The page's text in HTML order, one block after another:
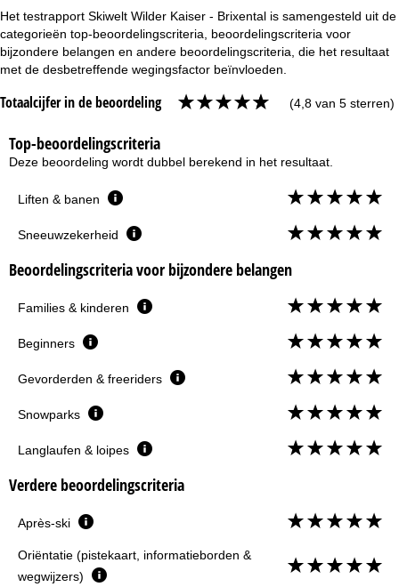
Het testrapport Skiwelt Wilder Kaiser - Brixental is samengesteld uit de
categorieën top-beoordelingscriteria, beoordelingscriteria voor
bijzondere belangen en andere beoordelingscriteria, die het resultaat
met de desbetreffende wegingsfactor beïnvloeden.
Totaalcijfer in de beoordeling (4,8 van 5 sterren)
Top-beoordelingscriteria
Deze beoordeling wordt dubbel berekend in het resultaat.
Liften & banen
Sneeuwzekerheid
Beoordelingscriteria voor bijzondere belangen
Families & kinderen
Beginners
Gevorderden & freeriders
Snowparks
Langlaufen & loipes
Verdere beoordelingscriteria
Après-ski
Oriëntatie (pistekaart, informatieborden &
wegwijzers)